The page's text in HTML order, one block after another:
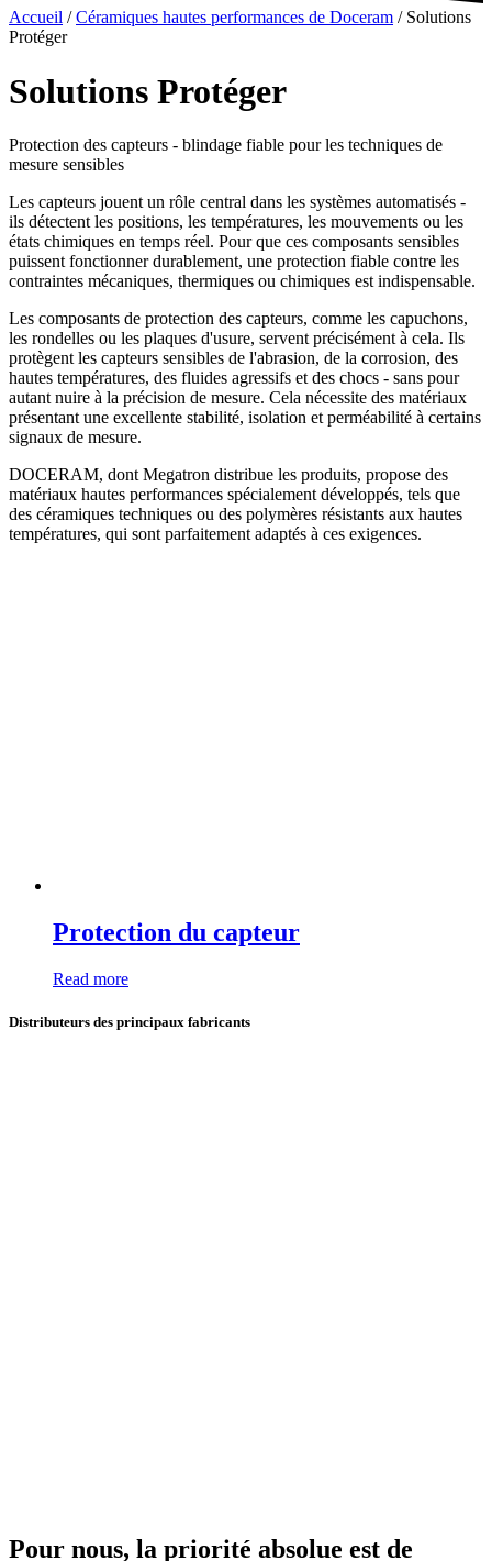
Accueil /Céramiques hautes performances de Doceram / Solutions
Protéger
Solutions Protéger
Protection des capteurs - blindage fiable pour les techniques de
mesure sensibles
Les capteurs jouent un rôle central dans les systèmes automatisés -
ils détectent les positions, les températures, les mouvements ou les
états chimiques en temps réel. Pour que ces composants sensibles
puissent fonctionner durablement, une protection fiable contre les
contraintes mécaniques, thermiques ou chimiques est indispensable.
Les composants de protection des capteurs, comme les capuchons,
les rondelles ou les plaques d'usure, servent précisément à cela. Ils
protègent les capteurs sensibles de l'abrasion, de la corrosion, des
hautes températures, des fluides agressifs et des chocs - sans pour
autant nuire à la précision de mesure. Cela nécessite des matériaux
présentant une excellente stabilité, isolation et perméabilité à certains
signaux de mesure.
DOCERAM, dont Megatron distribue les produits, propose des
matériaux hautes performances spécialement développés, tels que
des céramiques techniques ou des polymères résistants aux hautes
températures, qui sont parfaitement adaptés à ces exigences.
Protection du capteur
Read more
Distributeurs des principaux fabricants
Pour nous, la priorité absolue est de